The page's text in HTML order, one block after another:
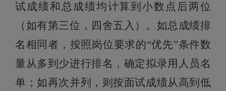
试成绩和总成绩均计算到小数点后两位
（如有第三位，四舍五入）。如总成绩排
名相同者，按照岗位要求的“优先”条件数
量从多到少进行排名，确定拟录用人员名
单；如再次并列，则按面试成绩从高到低